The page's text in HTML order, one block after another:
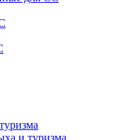
и туризма